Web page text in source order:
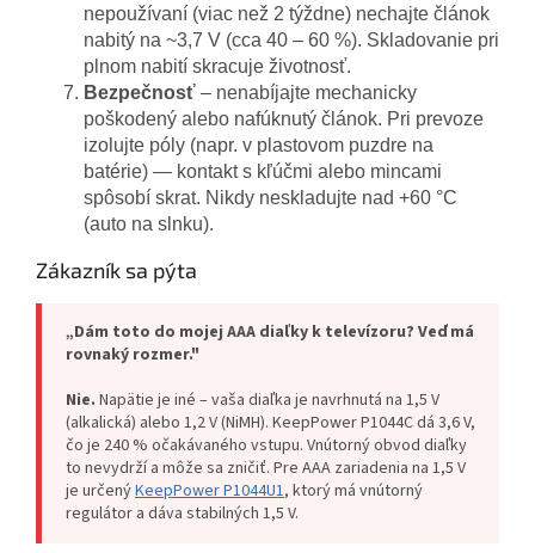
nepoužívaní (viac než 2 týždne) nechajte článok
nabitý na ~3,7 V (cca 40 – 60 %). Skladovanie pri
plnom nabití skracuje životnosť.
Bezpečnosť – nenabíjajte mechanicky
poškodený alebo nafúknutý článok. Pri prevoze
izolujte póly (napr. v plastovom puzdre na
batérie) — kontakt s kľúčmi alebo mincami
spôsobí skrat. Nikdy neskladujte nad +60 °C
(auto na slnku).
Zákazník sa pýta
„Dám toto do mojej AAA diaľky k televízoru? Veď má
rovnaký rozmer."
Nie. Napätie je iné – vaša diaľka je navrhnutá na 1,5 V
(alkalická) alebo 1,2 V (NiMH). KeepPower P1044C dá 3,6 V,
čo je 240 % očakávaného vstupu. Vnútorný obvod diaľky
to nevydrží a môže sa zničiť. Pre AAA zariadenia na 1,5 V
je určenýKeepPower P1044U1, ktorý má vnútorný
regulátor a dáva stabilných 1,5 V.